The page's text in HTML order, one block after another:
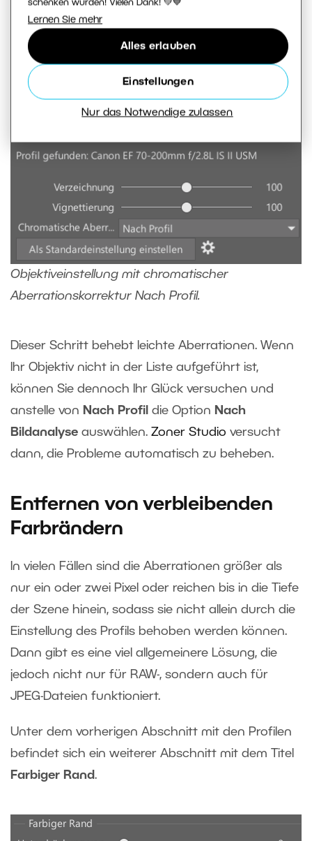
schenken würden! Vielen Dank! 💚💙
Lernen Sie mehr
Alles erlauben
Einstellungen
Nur das Notwendige zulassen
Objektiveinstellung mit chromatischer
Aberrationskorrektur Nach Profil.
Dieser Schritt behebt leichte Aberrationen. Wenn
Ihr Objektiv nicht in der Liste aufgeführt ist,
können Sie dennoch Ihr Glück versuchen und
anstelle von Nach Profil die Option Nach
Bildanalyse auswählen. Zoner Studio versucht
dann, die Probleme automatisch zu beheben.
Entfernen von verbleibenden
Farbrändern
In vielen Fällen sind die Aberrationen größer als
nur ein oder zwei Pixel oder reichen bis in die Tiefe
der Szene hinein, sodass sie nicht allein durch die
Einstellung des Profils behoben werden können.
Dann gibt es eine viel allgemeinere Lösung, die
jedoch nicht nur für RAW-, sondern auch für
JPEG-Dateien funktioniert.
Unter dem vorherigen Abschnitt mit den Profilen
befindet sich ein weiterer Abschnitt mit dem Titel
Farbiger Rand.